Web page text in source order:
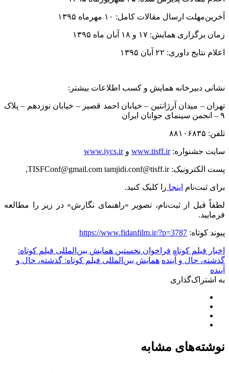
آخرین‌مهلت ارسال مقالات کامل: ۱۰ مهرماه ۱۳۹۵
زمان برگزاری همایش: ۱۷ و ۱۸ آبان ماه ۱۳۹۵
اعلام نتایج داوری: ۲۲ آبان ۱۳۹۵
نشانی دبیرخانه همایش و کسب اطلاعات بیشتر:
تهران – میدان آرژانتین – خیابان احمد قصیر – خیابان نوزدهم – پلاک
۹ – انجمن سینمای جوانان ایران
تلفن: ۸۸۱۰۶۸۳۵
سایت جشنواره:www.tisff.ir وwww.iycs.ir
پست الکترونیک: TISFConf@gmail.com tamjidi.conf@tisff.ir,
برای ثبت‌نام اینجا را کلیک کنید.
لطفاً قبل از ثبت‌نام، تصویر «راهنمای نگارش» در زیر را مطالعه
فرمایید.
پیوند کوتاه: https://www.fidanfilm.ir/?p=3787
اخبار فیلم کوتاه فراخوان نخستین همایش بین‌المللی فیلم کوتاه:
گذشته، حال و آینده همایش بین‌المللی فیلم کوتاه: گذشته، حال و
آینده
به اشتراک‌گذاری
نوشته‌های مشابه